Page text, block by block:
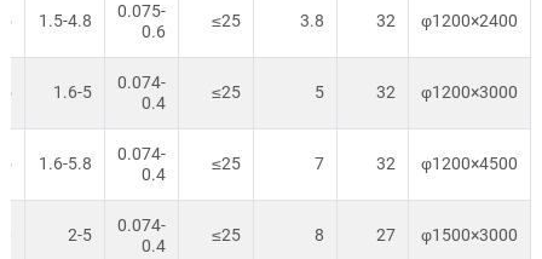
φ1200×2400
32
3.8
≤25
0.075-
0.6
1.5-4.8
φ1200×3000
32
5
≤25
0.074-
0.4
1.6-5
φ1200×4500
32
7
≤25
0.074-
0.4
1.6-5.8
φ1500×3000
27
8
≤25
0.074-
0.4
2-5